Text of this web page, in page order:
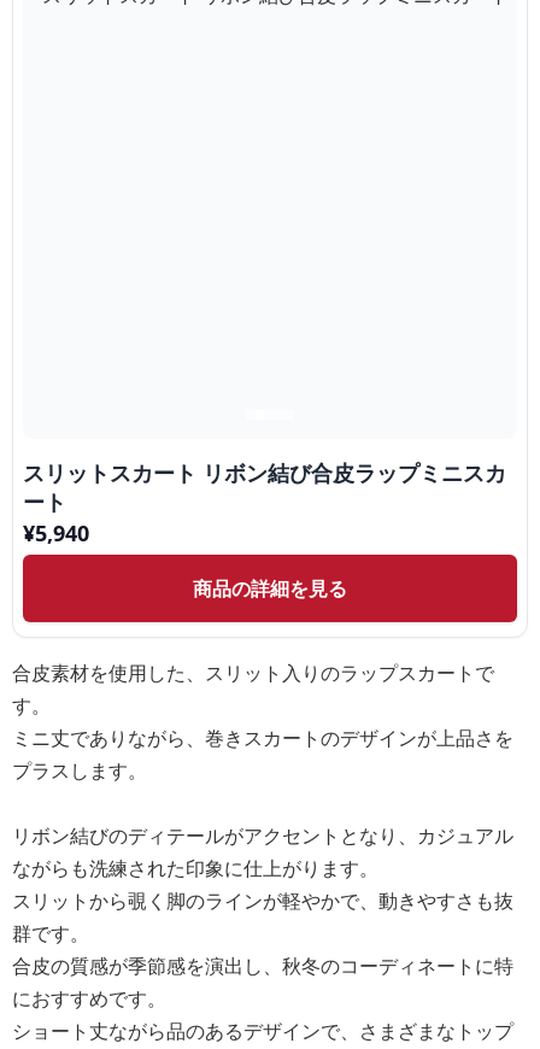
スリットスカート リボン結び合皮ラップミニスカ
ート
¥5,940
商品の詳細を見る
合皮素材を使用した、スリット入りのラップスカートで
す。
ミニ丈でありながら、巻きスカートのデザインが上品さを
プラスします。
リボン結びのディテールがアクセントとなり、カジュアル
ながらも洗練された印象に仕上がります。
スリットから覗く脚のラインが軽やかで、動きやすさも抜
群です。
合皮の質感が季節感を演出し、秋冬のコーディネートに特
におすすめです。
ショート丈ながら品のあるデザインで、さまざまなトップ